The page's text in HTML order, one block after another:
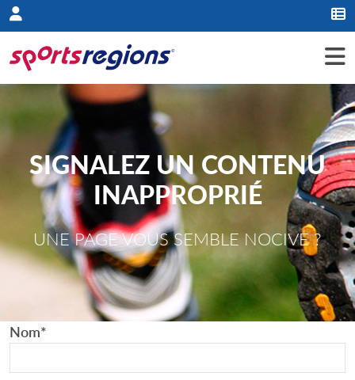
Panneau de gestion des cookies
SIGNALEZ UN CONTENU
INAPPROPRIÉ
UNE PAGE VOUS SEMBLE NOCIVE ?
Nom*